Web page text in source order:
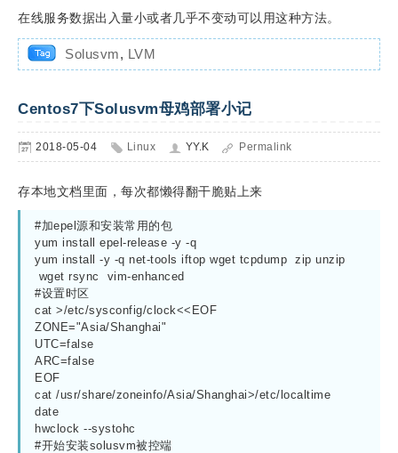
在线服务数据出入量小或者几乎不变动可以用这种方法。
Solusvm, LVM
Centos7下Solusvm母鸡部署小记
2018-05-04 Linux YY.K Permalink
存本地文档里面，每次都懒得翻干脆贴上来
#加epel源和安装常用的包
yum install epel-release -y -q
yum install -y -q net-tools iftop wget tcpdump  zip unzip
wget rsync  vim-enhanced
#设置时区
cat >/etc/sysconfig/clock<<EOF
ZONE="Asia/Shanghai"
UTC=false
ARC=false
EOF
cat /usr/share/zoneinfo/Asia/Shanghai>/etc/localtime
date
hwclock --systohc
#开始安装solusvm被控端